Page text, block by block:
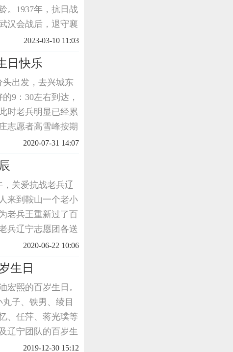
。1937年，抗日战
汉会战后，退守襄
部就设在靠近襄阳
2023-03-10 11:03
日快乐
头出发，去兴城东
9：30左右到达，
时老兵明显已经累
志愿者高雪峰按期
九岁小志愿者杨程
2020-07-31 14:07
关爱抗战老兵辽
来到鞍山一个老小
老兵王重新过了百
兵辽宁志愿团各送
轮椅一台。鞍山冯
2020-06-22 10:06
生日
宏熙的百岁生日。
子、铁男、绫目
、任萍、蒋光璞等
辽宁团队的百岁生
志愿者们到了的时
2019-12-30 15:12